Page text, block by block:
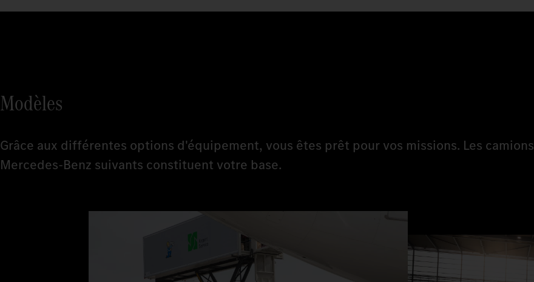
Modèles
Grâce aux différentes options d'équipement, vous êtes prêt pour vos missions. Les camions
Mercedes-Benz suivants constituent votre base.